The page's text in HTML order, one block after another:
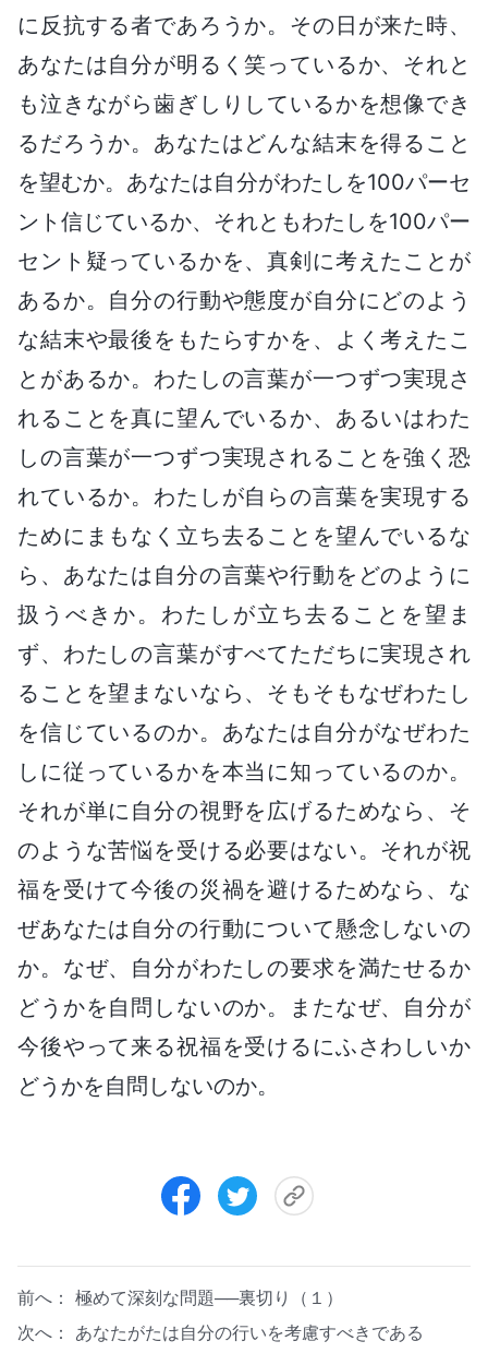
に反抗する者であろうか。その日が来た時、
あなたは自分が明るく笑っているか、それと
も泣きながら歯ぎしりしているかを想像でき
るだろうか。あなたはどんな結末を得ること
を望むか。あなたは自分がわたしを100パーセ
ント信じているか、それともわたしを100パー
セント疑っているかを、真剣に考えたことが
あるか。自分の行動や態度が自分にどのよう
な結末や最後をもたらすかを、よく考えたこ
とがあるか。わたしの言葉が一つずつ実現さ
れることを真に望んでいるか、あるいはわた
しの言葉が一つずつ実現されることを強く恐
れているか。わたしが自らの言葉を実現する
ためにまもなく立ち去ることを望んでいるな
ら、あなたは自分の言葉や行動をどのように
扱うべきか。わたしが立ち去ることを望ま
ず、わたしの言葉がすべてただちに実現され
ることを望まないなら、そもそもなぜわたし
を信じているのか。あなたは自分がなぜわた
しに従っているかを本当に知っているのか。
それが単に自分の視野を広げるためなら、そ
のような苦悩を受ける必要はない。それが祝
福を受けて今後の災禍を避けるためなら、な
ぜあなたは自分の行動について懸念しないの
か。なぜ、自分がわたしの要求を満たせるか
どうかを自問しないのか。またなぜ、自分が
今後やって来る祝福を受けるにふさわしいか
どうかを自問しないのか。
前へ： 極めて深刻な問題──裏切り（１）
次へ： あなたがたは自分の行いを考慮すべきである